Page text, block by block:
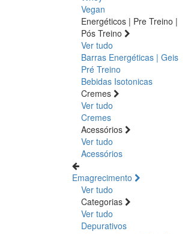
Vegan
Energéticos | Pre Treino |
Pós Treino
Ver tudo
Barras Energéticas | Geis
Pré Treino
Bebidas Isotonicas
Cremes
Ver tudo
Cremes
Acessórios
Ver tudo
Acessórios
Emagrecimento
Ver tudo
Categorias
Ver tudo
Depurativos